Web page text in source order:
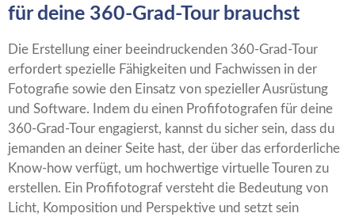
für deine 360-Grad-Tour brauchst
Die Erstellung einer beeindruckenden 360-Grad-Tour
erfordert spezielle Fähigkeiten und Fachwissen in der
Fotografie sowie den Einsatz von spezieller Ausrüstung
und Software. Indem du einen Profifotografen für deine
360-Grad-Tour engagierst, kannst du sicher sein, dass du
jemanden an deiner Seite hast, der über das erforderliche
Know-how verfügt, um hochwertige virtuelle Touren zu
erstellen. Ein Profifotograf versteht die Bedeutung von
Licht, Komposition und Perspektive und setzt sein